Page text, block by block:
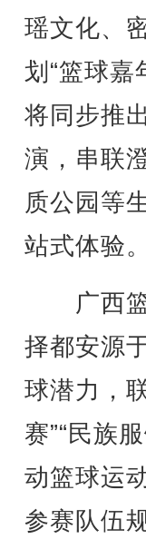
瑶文化、
划“篮球嘉
将同步推
演，串联
质公园等
站式体验。
广西篮
择都安源
球潜力，
赛”“民族
动篮球运
参赛队伍